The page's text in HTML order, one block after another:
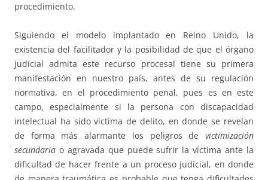
procedimiento.
Siguiendo el modelo implantado en Reino Unido, la
existencia del facilitador y la posibilidad de que el órgano
judicial admita este recurso procesal tiene su primera
manifestación en nuestro país, antes de su regulación
normativa, en el procedimiento penal, pues es en este
campo, especialmente si la persona con discapacidad
intelectual ha sido víctima de delito, en donde se revelan
de forma más alarmante los peligros de victimización
secundaria o agravada que puede sufrir la víctima ante la
dificultad de hacer frente a un proceso judicial, en donde